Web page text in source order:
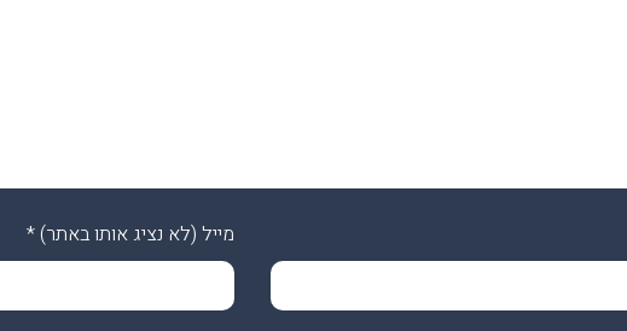
מייל (לא נציג אותו באתר) *